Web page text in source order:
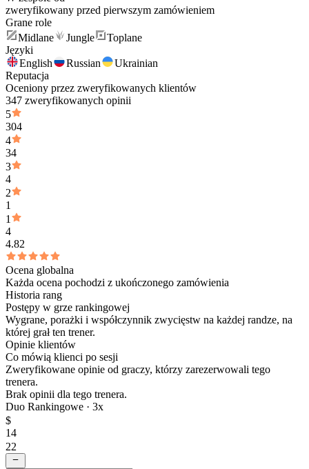
zweryfikowany przed pierwszym zamówieniem
Grane role
Midlane
Jungle
Toplane
Języki
English
Russian
Ukrainian
Reputacja
Oceniony przez zweryfikowanych klientów
347 zweryfikowanych opinii
5
304
4
34
3
4
2
1
1
4
4.82
Ocena globalna
Każda ocena pochodzi z ukończonego zamówienia
Historia rang
Postępy w grze rankingowej
Wygrane, porażki i współczynnik zwycięstw na każdej randze, na
której grał ten trener.
Opinie klientów
Co mówią klienci po sesji
Zweryfikowane opinie od graczy, którzy zarezerwowali tego
trenera.
Brak opinii dla tego trenera.
Duo Rankingowe · 3x
$
14
22